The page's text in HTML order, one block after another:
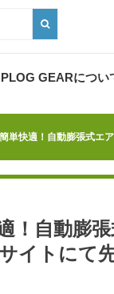
GEARについ
単快適！自動膨張式エ
！自動膨
イトにて